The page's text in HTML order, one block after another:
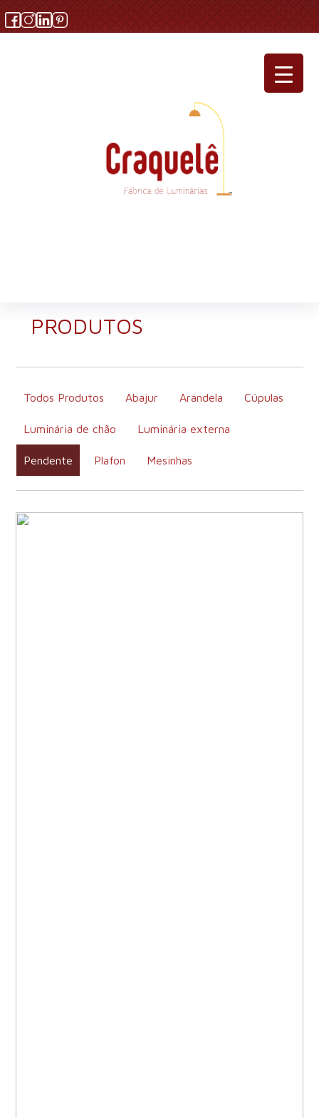
PRODUTOS
Todos Produtos Abajur Arandela Cúpulas
Luminária de chão Luminária externa
Pendente Plafon Mesinhas